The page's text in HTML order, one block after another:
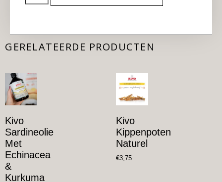
GERELATEERDE PRODUCTEN
Kivo
Sardineolie
Met
Echinacea
&
Kurkuma
Kivo
Kippenpoten
Naturel
€3,75